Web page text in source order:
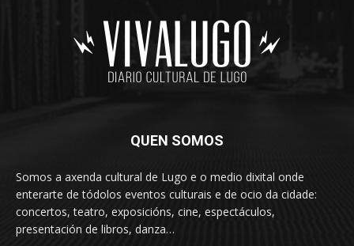
QUEN SOMOS
Somos a axenda cultural de Lugo e o medio dixital onde
enterarte de tódolos eventos culturais e de ocio da cidade:
concertos, teatro, exposicións, cine, espectáculos,
presentación de libros, danza…